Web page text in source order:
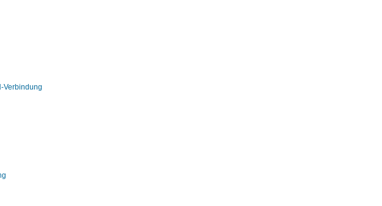
Verbindung